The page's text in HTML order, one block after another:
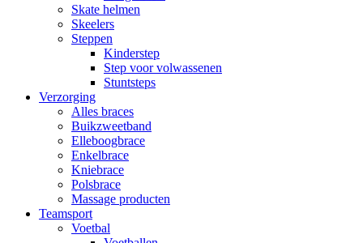
Skate helmen
Skeelers
Steppen
Kinderstep
Step voor volwassenen
Stuntsteps
Verzorging
Alles braces
Buikzweetband
Elleboogbrace
Enkelbrace
Kniebrace
Polsbrace
Massage producten
Teamsport
Voetbal